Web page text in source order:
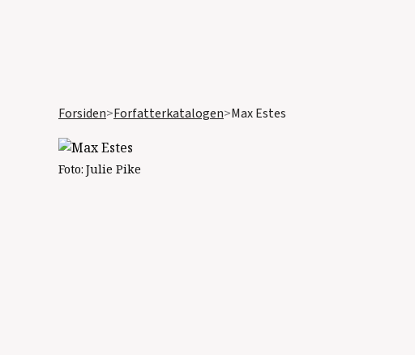
Forsiden>Forfatterkatalogen>Max Estes
Foto: Julie Pike